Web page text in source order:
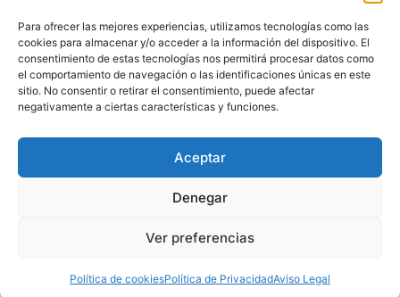
Para ofrecer las mejores experiencias, utilizamos tecnologías como las
cookies para almacenar y/o acceder a la información del dispositivo. El
consentimiento de estas tecnologías nos permitirá procesar datos como
el comportamiento de navegación o las identificaciones únicas en este
sitio. No consentir o retirar el consentimiento, puede afectar
negativamente a ciertas características y funciones.
Aceptar
Denegar
Ver preferencias
Política de cookiesPolítica de PrivacidadAviso Legal
Campus de Alcoy de la Universitat
Politècnica de València
(+34) 966 528 520 | (+34) 673 930 290
Plaza Ferrándiz y Carbonell, s/n 03801 Alcoy
(Alicante)
|Contacto